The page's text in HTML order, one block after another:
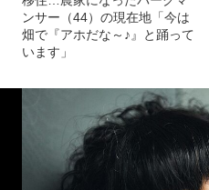
【続きを読む】家賃3万の“ゴ
ミ屋敷”に引っ越し、富山への
移住…農家になったパークマ
畑で『アホだな～♪』と踊って